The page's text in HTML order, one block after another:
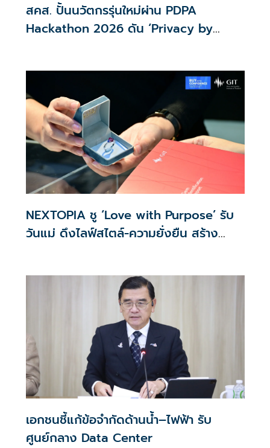
สคส. ปั้นนวัตกรรุ่นใหม่ผ่าน PDPA
Hackathon 2026 ดัน ‘Privacy by
NEXTOPIA ชู ‘Love with Purpose’ รับ
วันแม่ ดึงไลฟ์สไตล์-ความยั่งยืน สร้าง
เอกชนชี้แก้ข้อจำกัดด้านน้ำ–ไฟฟ้า รับ
ศูนย์กลาง Data Center